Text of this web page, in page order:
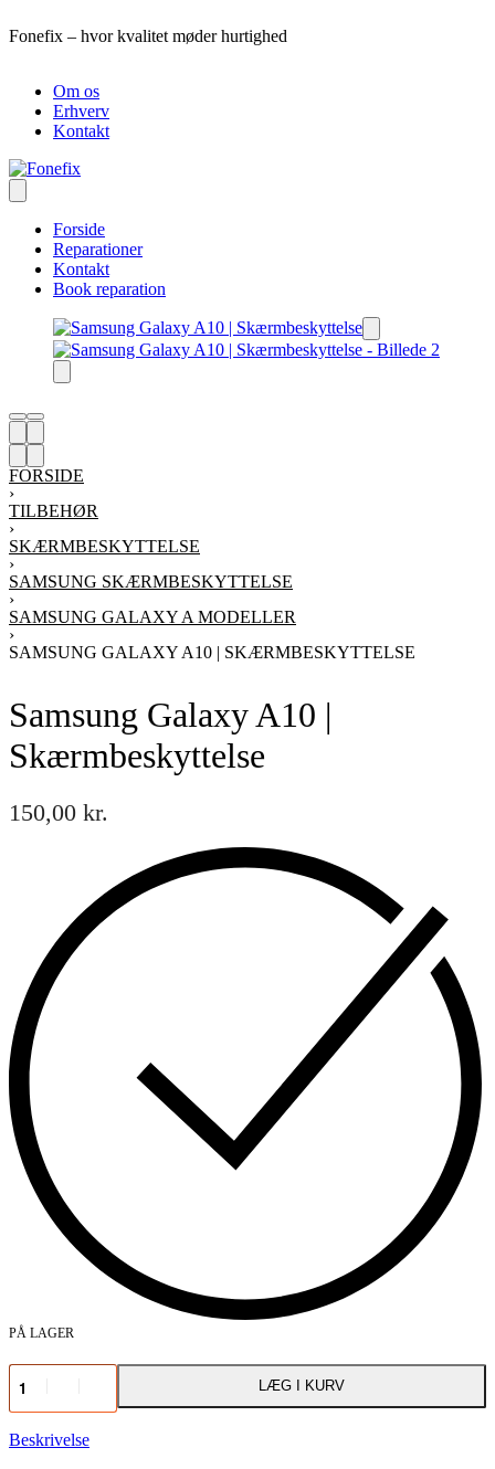
to
Fonefix – hvor kvalitet møder hurtighed
Om os
Erhverv
Kontakt
Forside
Reparationer
Kontakt
Book reparation
FORSIDE
›
TILBEHØR
›
SKÆRMBESKYTTELSE
›
SAMSUNG SKÆRMBESKYTTELSE
›
SAMSUNG GALAXY A MODELLER
›
SAMSUNG GALAXY A10 | SKÆRMBESKYTTELSE
Samsung Galaxy A10 |
Skærmbeskyttelse
150,00 kr.
PÅ LAGER
Samsung
Galaxy
A10
|
Skærmbeskyttelse
LÆG I KURV
Beskrivelse